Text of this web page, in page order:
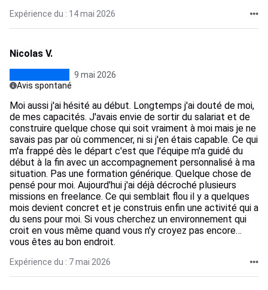
Expérience du : 14 mai 2026
Nicolas V.
9 mai 2026
Avis spontané
Moi aussi j'ai hésité au début. Longtemps j'ai douté de moi,
de mes capacités. J'avais envie de sortir du salariat et de
construire quelque chose qui soit vraiment à moi mais je ne
savais pas par où commencer, ni si j'en étais capable. Ce qui
m'a frappé dès le départ c'est que l'équipe m'a guidé du
début à la fin avec un accompagnement personnalisé à ma
situation. Pas une formation générique. Quelque chose de
pensé pour moi. Aujourd'hui j'ai déjà décroché plusieurs
missions en freelance. Ce qui semblait flou il y a quelques
mois devient concret et je construis enfin une activité qui a
du sens pour moi. Si vous cherchez un environnement qui
croit en vous même quand vous n'y croyez pas encore…
vous êtes au bon endroit.
Expérience du : 7 mai 2026